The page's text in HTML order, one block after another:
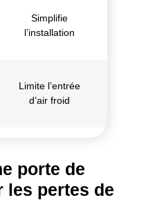
Simplifie
l’installation
Limite l’entrée
d’air froid
porte de
les pertes de